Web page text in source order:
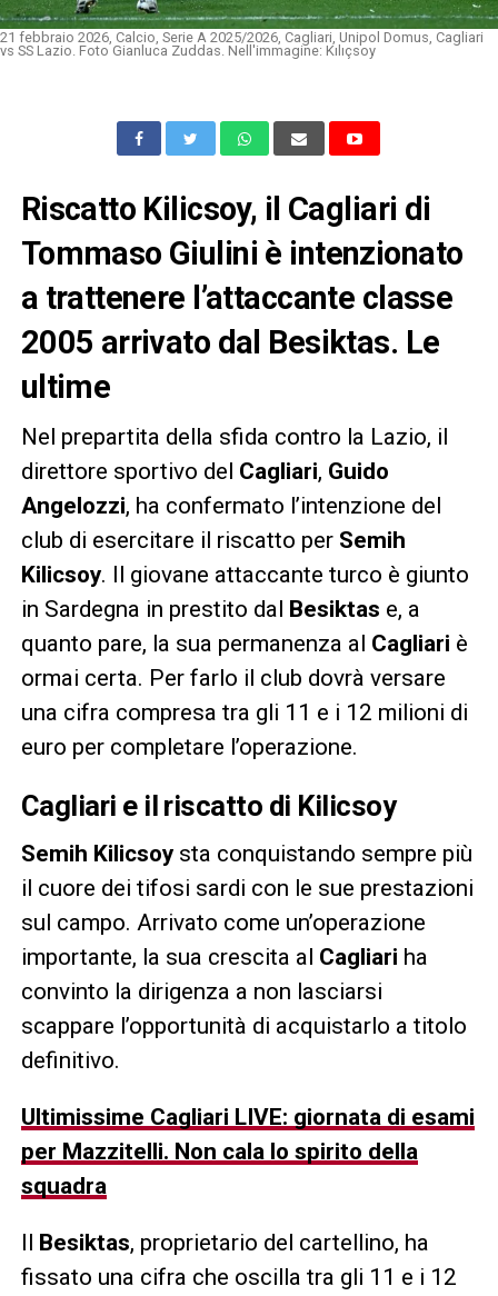
21 febbraio 2026, Calcio, Serie A 2025/2026, Cagliari, Unipol Domus, Cagliari
vs SS Lazio. Foto Gianluca Zuddas. Nell'immagine: Kılıçsoy
Riscatto Kilicsoy, il Cagliari di
Tommaso Giulini è intenzionato
a trattenere l’attaccante classe
2005 arrivato dal Besiktas. Le
ultime
Nel prepartita della sfida contro la Lazio, il
direttore sportivo del Cagliari, Guido
Angelozzi, ha confermato l’intenzione del
club di esercitare il riscatto per Semih
Kilicsoy. Il giovane attaccante turco è giunto
in Sardegna in prestito dal Besiktas e, a
quanto pare, la sua permanenza al Cagliari è
ormai certa. Per farlo il club dovrà versare
una cifra compresa tra gli 11 e i 12 milioni di
euro per completare l’operazione.
Cagliari e il riscatto di Kilicsoy
Semih Kilicsoysta conquistando sempre più
il cuore dei tifosi sardi con le sue prestazioni
sul campo. Arrivato come un’operazione
importante, la sua crescita al Cagliari ha
convinto la dirigenza a non lasciarsi
scappare l’opportunità di acquistarlo a titolo
definitivo.
Ultimissime Cagliari LIVE: giornata di esami
per Mazzitelli. Non cala lo spirito della
squadra
Il Besiktas, proprietario del cartellino, ha
fissato una cifra che oscilla tra gli 11 e i 12